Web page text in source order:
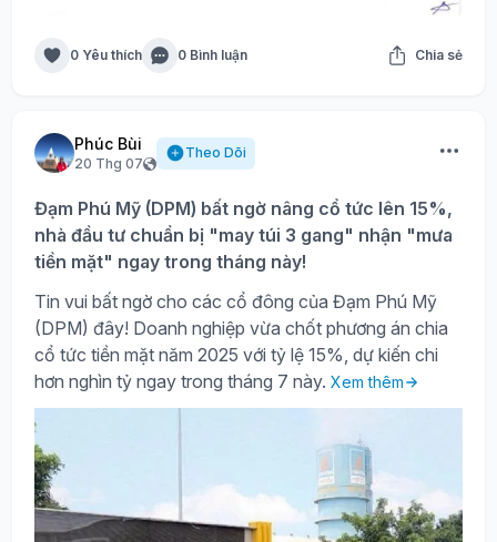
0 Yêu thích 0 Bình luận Chia sẻ
Phúc Bùi
20 Thg 07
Theo Dõi
Đạm Phú Mỹ (DPM) bất ngờ nâng cổ tức lên 15%,
nhà đầu tư chuẩn bị "may túi 3 gang" nhận "mưa
tiền mặt" ngay trong tháng này!
Tin vui bất ngờ cho các cổ đông của Đạm Phú Mỹ
(DPM) đây! Doanh nghiệp vừa chốt phương án chia
cổ tức tiền mặt năm 2025 với tỷ lệ 15%, dự kiến chi
hơn nghìn tỷ ngay trong tháng 7 này. Xem thêm